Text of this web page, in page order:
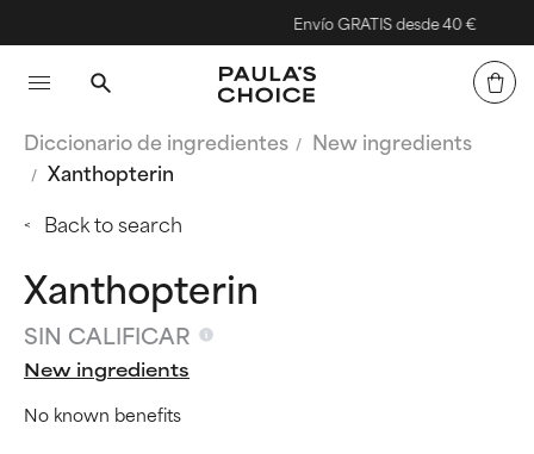
Envío GRATIS desde 40 €
Diccionario de ingredientes
New ingredients
Xanthopterin
Back to search
Xanthopterin
SIN CALIFICAR
New ingredients
No known benefits